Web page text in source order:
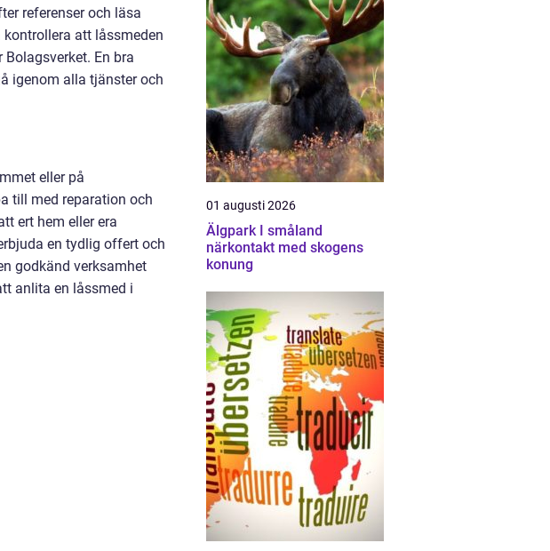
referenser och läsa
att låssmeden
En bra
igenom alla tjänster och
eller på
till med reparation och
ert hem eller era
en tydlig offert och
godkänd verksamhet
anlita en låssmed i
01 augusti 2026
Älgpark I småland
närkontakt med skogens
konung